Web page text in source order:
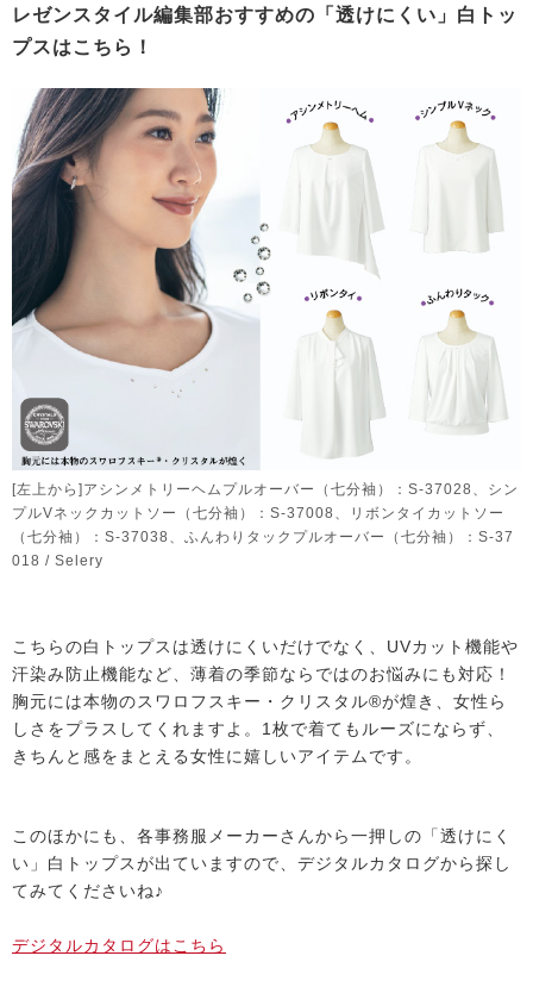
レゼンスタイル編集部おすすめの「透けにくい」白トッ
プスはこちら！
[左上から]アシンメトリーヘムプルオーバー（七分袖）：S-37028、シン
プルVネックカットソー（七分袖）：S-37008、リボンタイカットソー
（七分袖）：S-37038、ふんわりタックプルオーバー（七分袖）：S-37
018 / Selery
こちらの白トップスは透けにくいだけでなく、UVカット機能や
汗染み防止機能など、薄着の季節ならではのお悩みにも対応！
胸元には本物のスワロフスキー・クリスタル®が煌き、女性ら
しさをプラスしてくれますよ。1枚で着てもルーズにならず、
きちんと感をまとえる女性に嬉しいアイテムです。
このほかにも、各事務服メーカーさんから一押しの「透けにく
い」白トップスが出ていますので、デジタルカタログから探し
てみてくださいね♪
デジタルカタログはこちら